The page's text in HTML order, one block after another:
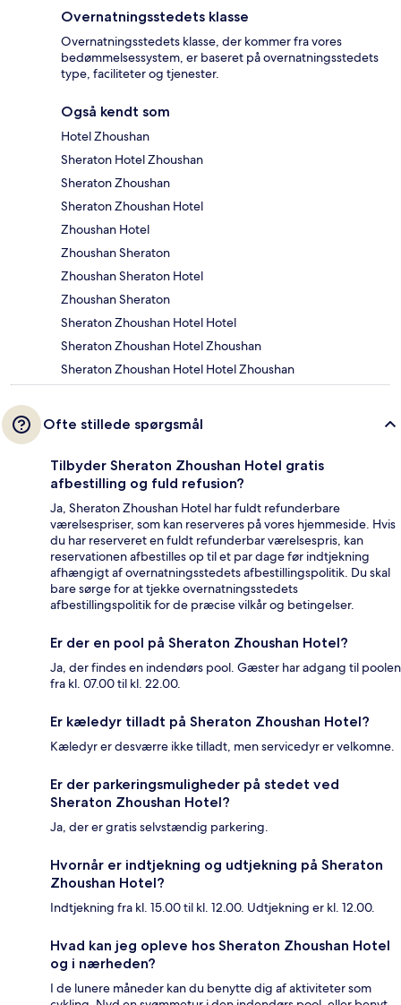
Overnatningsstedets klasse
Overnatningsstedets klasse, der kommer fra vores
bedømmelsessystem, er baseret på overnatningsstedets
type, faciliteter og tjenester.
Også kendt som
Hotel Zhoushan
Sheraton Hotel Zhoushan
Sheraton Zhoushan
Sheraton Zhoushan Hotel
Zhoushan Hotel
Zhoushan Sheraton
Zhoushan Sheraton Hotel
Zhoushan Sheraton
Sheraton Zhoushan Hotel Hotel
Sheraton Zhoushan Hotel Zhoushan
Sheraton Zhoushan Hotel Hotel Zhoushan
Ofte stillede spørgsmål
Tilbyder Sheraton Zhoushan Hotel gratis
afbestilling og fuld refusion?
Ja, Sheraton Zhoushan Hotel har fuldt refunderbare
værelsespriser, som kan reserveres på vores hjemmeside. Hvis
du har reserveret en fuldt refunderbar værelsespris, kan
reservationen afbestilles op til et par dage før indtjekning
afhængigt af overnatningsstedets afbestillingspolitik. Du skal
bare sørge for at tjekke overnatningsstedets
afbestillingspolitik for de præcise vilkår og betingelser.
Er der en pool på Sheraton Zhoushan Hotel?
Ja, der findes en indendørs pool. Gæster har adgang til poolen
fra kl. 07.00 til kl. 22.00.
Er kæledyr tilladt på Sheraton Zhoushan Hotel?
Kæledyr er desværre ikke tilladt, men servicedyr er velkomne.
Er der parkeringsmuligheder på stedet ved
Sheraton Zhoushan Hotel?
Ja, der er gratis selvstændig parkering.
Hvornår er indtjekning og udtjekning på Sheraton
Zhoushan Hotel?
Indtjekning fra kl. 15.00 til kl. 12.00. Udtjekning er kl. 12.00.
Hvad kan jeg opleve hos Sheraton Zhoushan Hotel
og i nærheden?
I de lunere måneder kan du benytte dig af aktiviteter som